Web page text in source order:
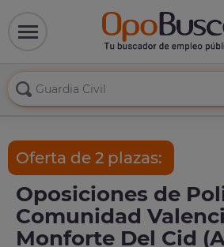
Oferta de 2 plazas:
Oposiciones de
Comunidad
Monforte Del Cid